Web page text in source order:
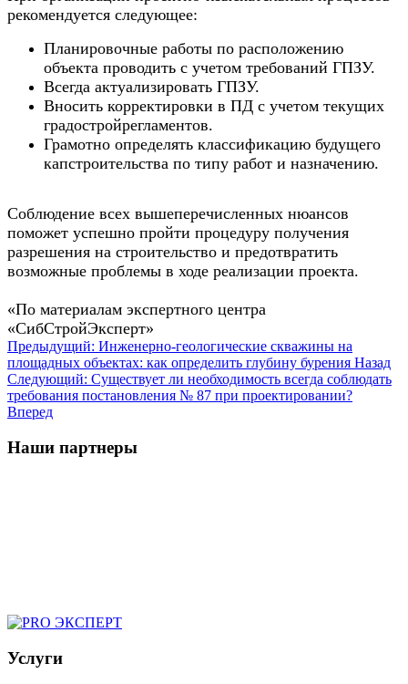
рекомендуется следующее:
Планировочные работы по расположению
объекта проводить с учетом требований ГПЗУ.
Всегда актуализировать ГПЗУ.
Вносить корректировки в ПД с учетом текущих
градостройрегламентов.
Грамотно определять классификацию будущего
капстроительства по типу работ и назначению.
Соблюдение всех вышеперечисленных нюансов
поможет успешно пройти процедуру получения
разрешения на строительство и предотвратить
возможные проблемы в ходе реализации проекта.
«По материалам экспертного центра
«СибСтройЭксперт»
Предыдущий: Инженерно-геологические скважины на
площадных объектах: как определить глубину бурения Назад
Следующий: Существует ли необходимость всегда соблюдать
требования постановления № 87 при проектировании?
Вперед
Наши партнеры
Услуги